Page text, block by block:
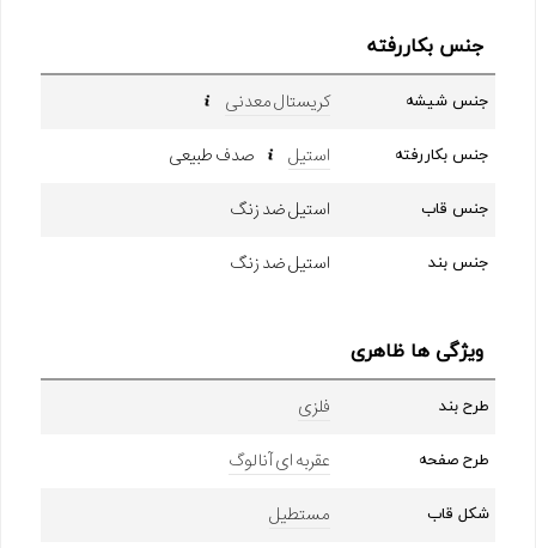
جنس بکاررفته
جنس شیشه کریستال معدنی
جنس بکاررفته استیل صدف طبیعی
جنس قاب استیل ضد زنگ
جنس بند استیل ضد زنگ
ویژگی ها ظاهری
طرح بند فلزی
طرح صفحه عقربه ای آنالوگ
شکل قاب مستطیل